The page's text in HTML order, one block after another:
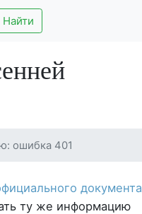
Найти
ошибка 401
документа
ту же информацию